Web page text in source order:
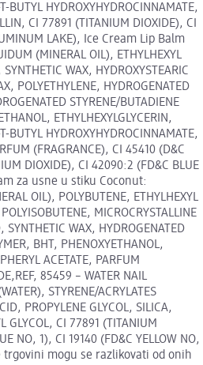
BUTYL HYDROXYHYDROCINNAMATE,
CI 77891 (TITANIUM DIOXIDE), CI
LAKE), Ice Cream Lip Balm
(MINERAL OIL), ETHYLHEXYL
WAX, HYDROXYSTEARIC
POLYETHYLENE, HYDROGENATED
STYRENE/BUTADIENE
ETHYLHEXYLGLYCERIN,
BUTYL HYDROXYHYDROCINNAMATE,
(FRAGRANCE), CI 45410 (D&C
DIOXIDE), CI 42090:2 (FD&C BLUE
za usne u stiku Coconut:
OIL), POLYBUTENE, ETHYLHEXYL
MICROCRYSTALLINE
SYNTHETIC WAX, HYDROGENATED
BHT, PHENOXYETHANOL,
ACETATE, PARFUM
85459 – WATER NAIL
STYRENE/ACRYLATES
PROPYLENE GLYCOL, SILICA,
GLYCOL, CI 77891 (TITANIUM
NO, 1), CI 19140 (FD&C YELLOW NO,
mogu se razlikovati od onih